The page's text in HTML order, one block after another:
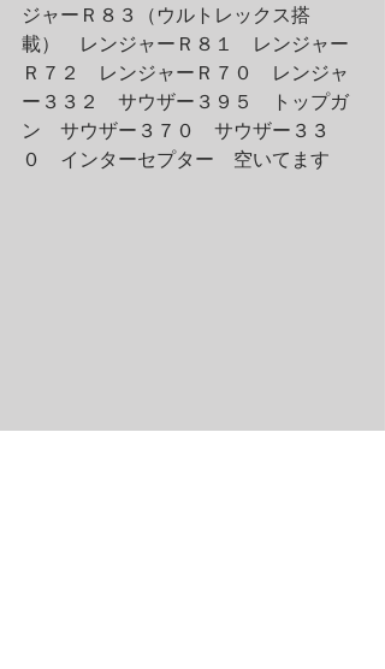
ジャーＲ８３（ウルトレックス搭
載）　レンジャーＲ８１　レンジャー
Ｒ７２　レンジャーＲ７０　レンジャ
ー３３２　サウザー３９５　トップガ
ン　サウザー３７０　サウザー３３
０　インターセプター　空いてます